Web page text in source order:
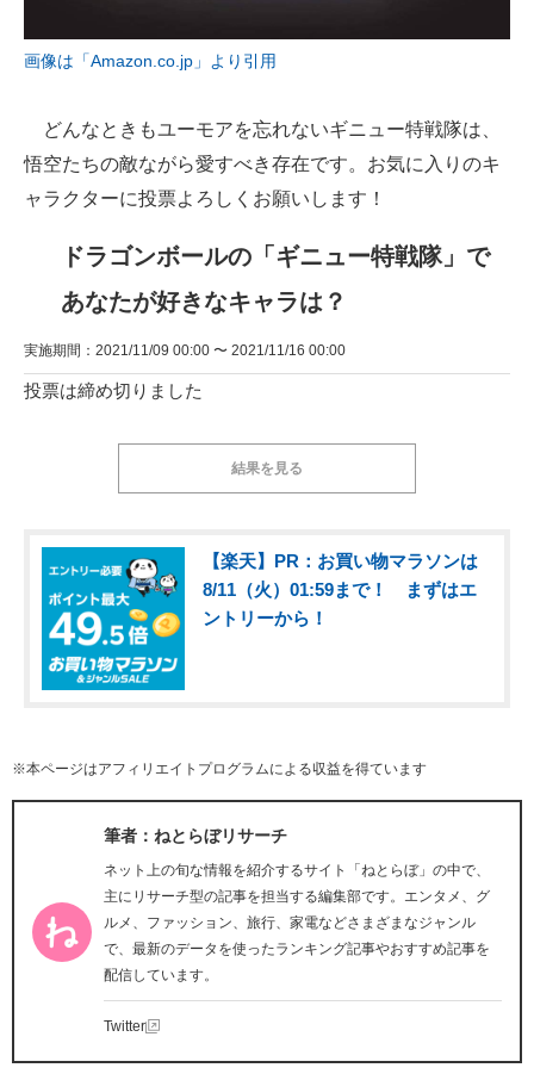
画像は「Amazon.co.jp」より引用
どんなときもユーモアを忘れないギニュー特戦隊は、
悟空たちの敵ながら愛すべき存在です。お気に入りのキ
ャラクターに投票よろしくお願いします！
ドラゴンボールの「ギニュー特戦隊」で
あなたが好きなキャラは？
実施期間：2021/11/09 00:00 〜 2021/11/16 00:00
投票は締め切りました
結果を見る
【楽天】PR：お買い物マラソンは
8/11（火）01:59まで！ まずはエ
ントリーから！
※本ページはアフィリエイトプログラムによる収益を得ています
筆者：ねとらぼリサーチ
ネット上の旬な情報を紹介するサイト「ねとらぼ」の中で、
主にリサーチ型の記事を担当する編集部です。エンタメ、グ
ルメ、ファッション、旅行、家電などさまざまなジャンル
で、最新のデータを使ったランキング記事やおすすめ記事を
配信しています。
Twitter